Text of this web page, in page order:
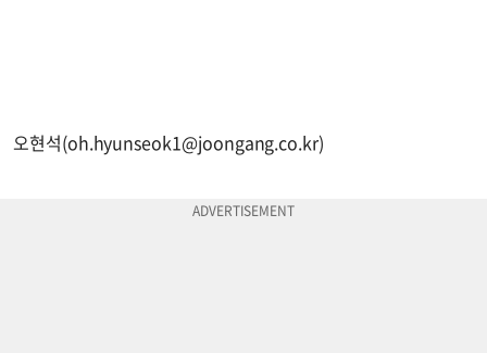
오현석(oh.hyunseok1@joongang.co.kr)